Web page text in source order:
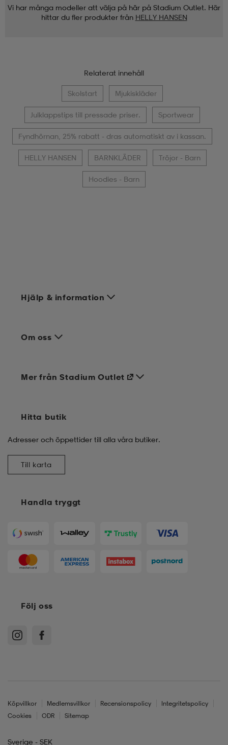
Vi har många modeller att välja på här på Stadium Outlet. Här
hittar du fler produkter från HELLY HANSEN
Relaterat innehåll
Skolstart Mjukiskläder
Julklappstips till pressade priser. Sportwear
Fyndhörnan, 25% rabatt - dras automatiskt av i kassan.
HELLY HANSEN BARNKLÄDER Tröjor - Barn
Hoodies - Barn
Hjälp & information
Om oss
Handla tryggt
Mer från Stadium Outlet
Hitta butik
Adresser och öppettider till alla våra butiker.
Till karta
Följ oss
Köpvillkor Medlemsvillkor Recensionspolicy
Integritetspolicy
Cookies
ODR Sitemap
Sverige - SEK